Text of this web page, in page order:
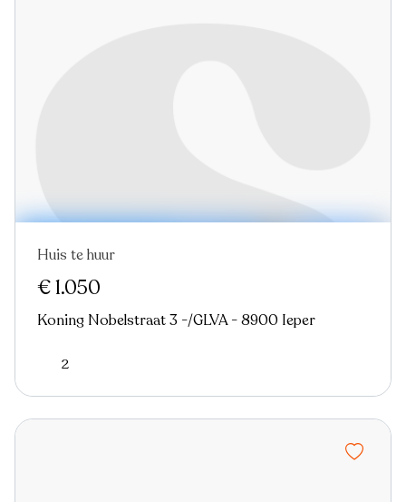
Huis te huur
€ 1.050
Koning Nobelstraat 3 -/GLVA - 8900 Ieper
2